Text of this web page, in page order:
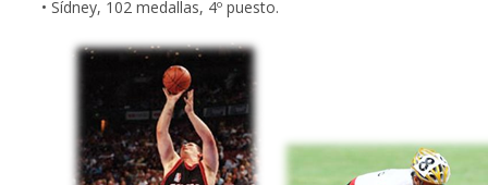
• Sídney, 102 medallas, 4º puesto.